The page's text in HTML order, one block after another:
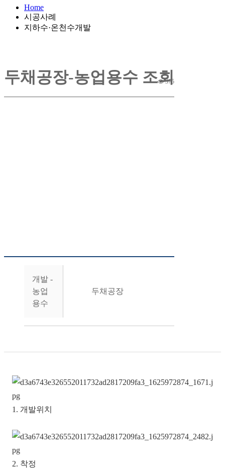
Home
시공사례
지하수·온천수개발
두채공장-농업용수 조회
375
개발 -
농업
용수
두채공장
1. 개발위치
2. 착정